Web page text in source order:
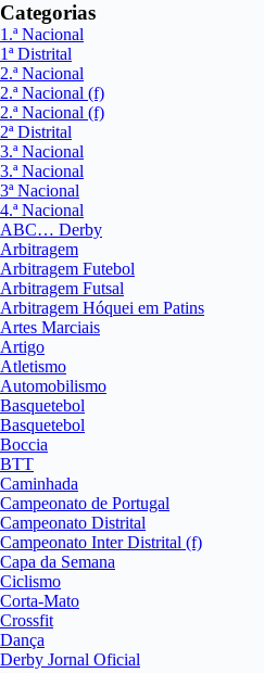
Categorias
1.ª Nacional
1ª Distrital
2.ª Nacional
2.ª Nacional (f)
2.ª Nacional (f)
2ª Distrital
3.ª Nacional
3.ª Nacional
3ª Nacional
4.ª Nacional
ABC… Derby
Arbitragem
Arbitragem Futebol
Arbitragem Futsal
Arbitragem Hóquei em Patins
Artes Marciais
Artigo
Atletismo
Automobilismo
Basquetebol
Basquetebol
Boccia
BTT
Caminhada
Campeonato de Portugal
Campeonato Distrital
Campeonato Inter Distrital (f)
Capa da Semana
Ciclismo
Corta-Mato
Crossfit
Dança
Derby Jornal Oficial